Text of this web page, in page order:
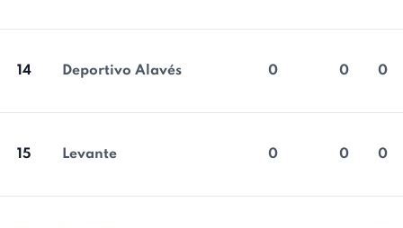
14 Deportivo Alavés 0 0 0
15 Levante 0 0 0